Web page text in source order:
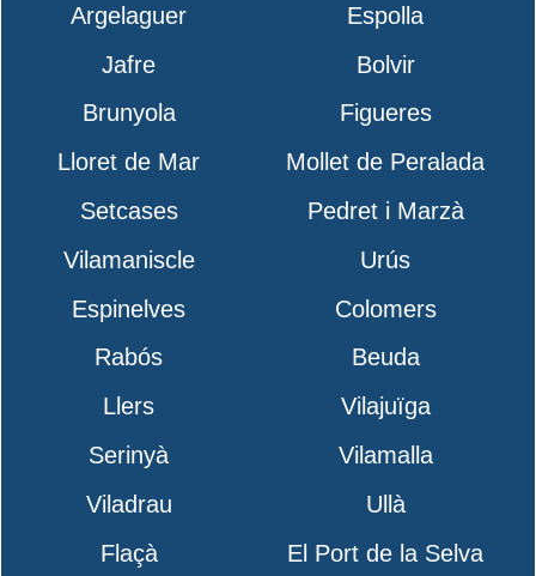
Argelaguer
Espolla
Jafre
Bolvir
Brunyola
Figueres
Lloret de Mar
Mollet de Peralada
Setcases
Pedret i Marzà
Vilamaniscle
Urús
Espinelves
Colomers
Rabós
Beuda
Llers
Vilajuïga
Serinyà
Vilamalla
Viladrau
Ullà
Flaçà
El Port de la Selva